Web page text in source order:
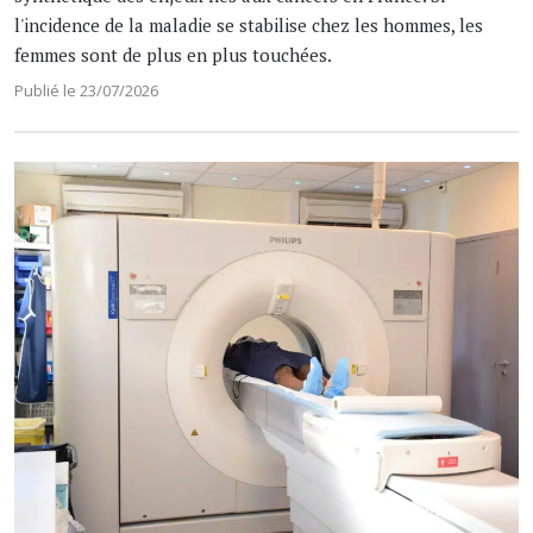
l'incidence de la maladie se stabilise chez les hommes, les
femmes sont de plus en plus touchées.
Publié le 23/07/2026